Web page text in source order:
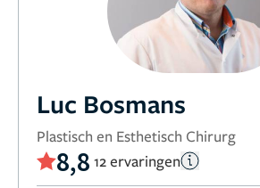
Luc Bosmans
Plastisch en Esthetisch Chirurg
8,8 12 ervaringen